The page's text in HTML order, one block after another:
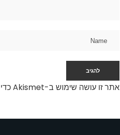
אתר זו עושה שימוש ב-Akismet כדי לסנן תגובות זבל.